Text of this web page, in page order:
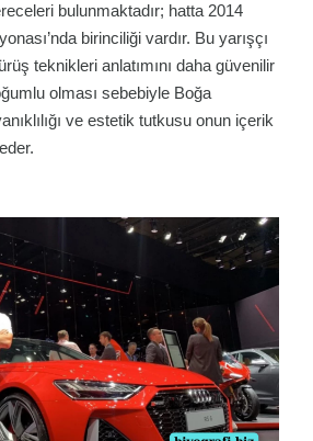
bulunmaktadır; hatta 2014
birinciliği vardır. Bu yarışçı
teknikleri anlatımını daha güvenilir
olması sebebiyle Boğa
ve estetik tutkusu onun içerik